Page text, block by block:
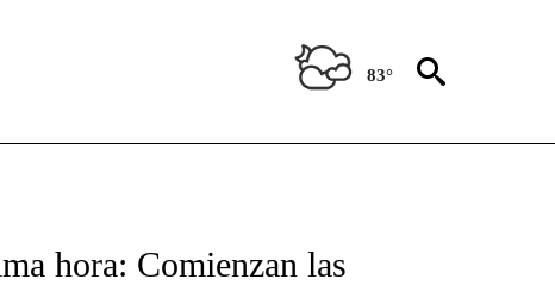
83°
ABOUT NEW PAGES ON "CNN - SPANISH".
hora: Comienzan las